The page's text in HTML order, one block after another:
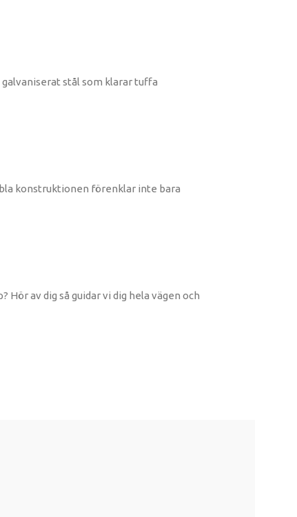
stål som klarar tuffa
konstruktionen förenklar inte bara
av dig så guidar vi dig hela vägen och